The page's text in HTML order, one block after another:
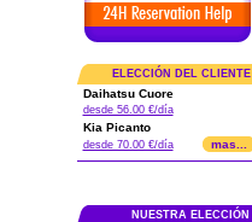
ELECCIÓN DEL CLIENTE
Daihatsu Cuore
desde 56.00 €/día
Kia Picanto
desde 70.00 €/día mas...
NUESTRA ELECCIÓN